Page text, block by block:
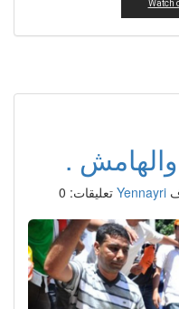
.
Yennayri تعليقات: 0